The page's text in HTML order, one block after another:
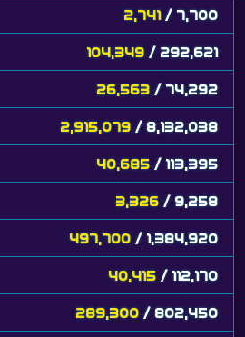
2,741 / 7,700
104,349 / 292,621
26,563 / 74,292
2,915,079 / 8,132,038
40,685 / 113,395
3,326 / 9,258
497,700 / 1,384,920
40,415 / 112,170
289,300 / 802,450